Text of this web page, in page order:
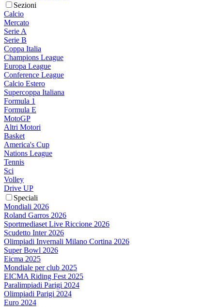
Sezioni
Calcio
Mercato
Serie A
Serie B
Coppa Italia
Champions League
Europa League
Conference League
Calcio Estero
Supercoppa Italiana
Formula 1
Formula E
MotoGP
Altri Motori
Basket
America's Cup
Nations League
Tennis
Sci
Volley
Drive UP
Speciali
Mondiali 2026
Roland Garros 2026
Sportmediaset Live Riccione 2026
Scudetto Inter 2026
Olimpiadi Invernali Milano Cortina 2026
Super Bowl 2026
Eicma 2025
Mondiale per club 2025
EICMA Riding Fest 2025
Paralimpiadi Parigi 2024
Olimpiadi Parigi 2024
Euro 2024